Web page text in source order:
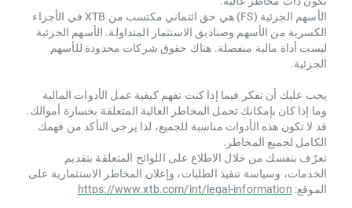
الأسهم الجزئية (FS) هي حق ائتماني مكتسب من XTB ​​في الأجزاء
الكسرية من الأسهم وصناديق الاستثمار المتداولة. الأسهم الجزئية
ليست أداة مالية منفصلة. هناك حقوق شركات محدودة للأسهم
الجزئية.
يجب عليك أن تفكر فيما إذا كنت تفهم كيفية عمل الأدوات المالية
وما إذا كان بإمكانك تحمل المخاطر العالية المتعلقة بخسارة أموالك.
قد لا تكون هذه الأدوات مناسبة للجميع، لذا يرجى التأكد من فهمك
الكامل لجميع المخاطر.
تعرّف بنفسك من خلال الاطلاع على اللوائح المتعلقة بتقديم
الخدمات، وسياسة تنفيذ الطلبات، وإعلان المخاطر الاستثمارية على
الموقع: https://www.xtb.com/int/legal-information